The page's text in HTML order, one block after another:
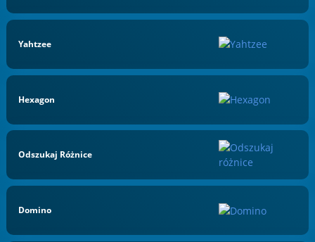
Yahtzee
Hexagon
Odszukaj Różnice
Domino